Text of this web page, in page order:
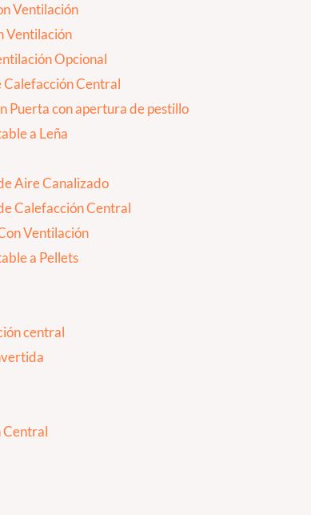
Ventilación
Ventilación
Opcional
Calefacción Central
Puerta con apertura de pestillo
a Leña
Aire Canalizado
Calefacción Central
Ventilación
a Pellets
central
Central